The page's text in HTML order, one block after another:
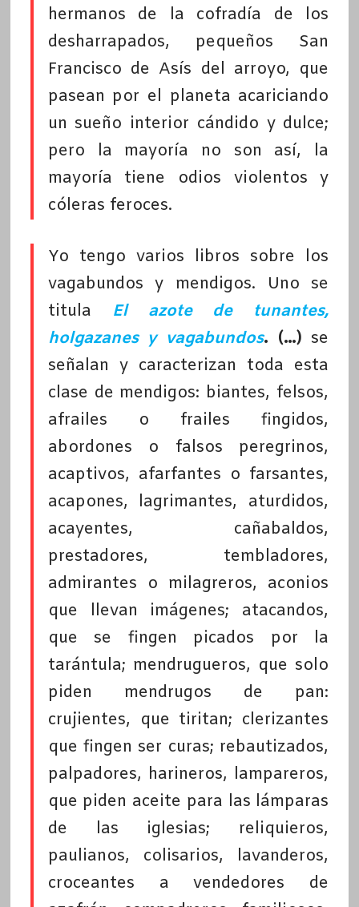
hermanos de la cofradía de los
desharrapados, pequeños San
Francisco de Asís del arroyo, que
pasean por el planeta acariciando
un sueño interior cándido y dulce;
pero la mayoría no son así, la
mayoría tiene odios violentos y
cóleras feroces.
Yo tengo varios libros sobre los
vagabundos y mendigos. Uno se
titula El azote de tunantes,
holgazanes y vagabundos. (…) se
señalan y caracterizan toda esta
clase de mendigos: biantes, felsos,
afrailes o frailes fingidos,
abordones o falsos peregrinos,
acaptivos, afarfantes o farsantes,
acapones, lagrimantes, aturdidos,
acayentes, cañabaldos,
prestadores, tembladores,
admirantes o milagreros, aconios
que llevan imágenes; atacandos,
que se fingen picados por la
tarántula; mendrugueros, que solo
piden mendrugos de pan:
crujientes, que tiritan; clerizantes
que fingen ser curas; rebautizados,
palpadores, harineros, lampareros,
que piden aceite para las lámparas
de las iglesias; reliquieros,
paulianos, colisarios, lavanderos,
croceantes a vendedores de